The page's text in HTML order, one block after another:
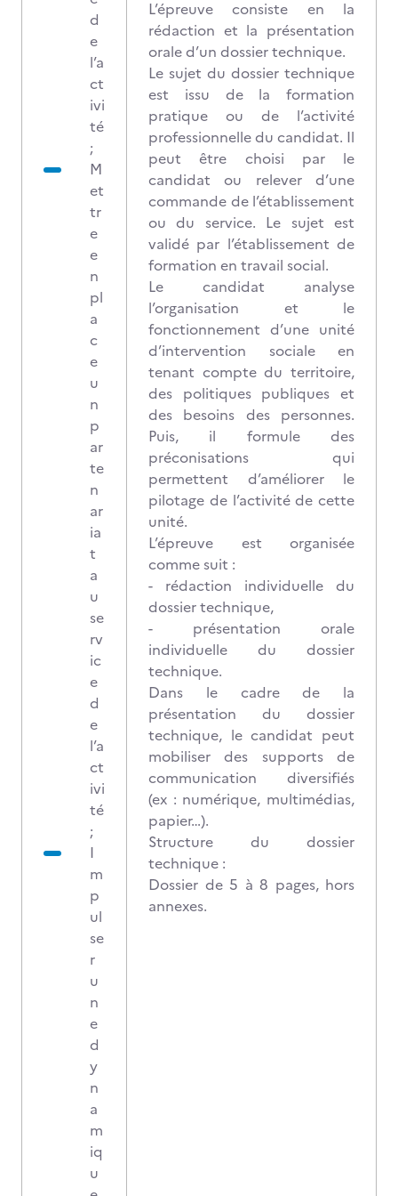
d
e
l’a
ct
ivi
té
;
M
et
tr
e
e
n
pl
a
c
e
u
n
p
ar
te
n
ar
ia
t
a
u
se
rv
ic
e
d
e
l’a
ct
ivi
té
;
I
m
p
ul
se
r
u
n
e
d
y
n
a
m
iq
u
L’épreuve consiste en la
rédaction et la présentation
orale d’un dossier technique.
Le sujet du dossier technique
est issu de la formation
pratique ou de l’activité
professionnelle du candidat. Il
peut être choisi par le
candidat ou relever d’une
commande de l’établissement
ou du service. Le sujet est
validé par l’établissement de
formation en travail social.
Le candidat analyse
l’organisation et le
fonctionnement d’une unité
d’intervention sociale en
tenant compte du territoire,
des politiques publiques et
des besoins des personnes.
Puis, il formule des
préconisations qui
permettent d’améliorer le
pilotage de l’activité de cette
unité.
L’épreuve est organisée
comme suit :
- rédaction individuelle du
dossier technique,
- présentation orale
individuelle du dossier
technique.
Dans le cadre de la
présentation du dossier
technique, le candidat peut
mobiliser des supports de
communication diversifiés
(ex : numérique, multimédias,
papier…).
Structure du dossier
technique :
Dossier de 5 à 8 pages, hors
annexes.